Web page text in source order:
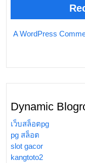
A WordPress
Dynamic
เว็บสล็อตpg
pg สล็อต
slot gacor
kangtoto2